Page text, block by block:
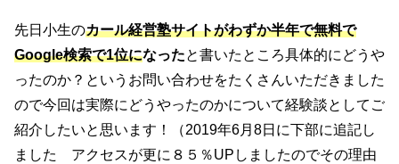
先日小生のカール経営塾サイトがわずか半年で無料で
Google検索で1位になったと書いたところ具体的にどうや
ったのか？というお問い合わせをたくさんいただきました
ので今回は実際にどうやったのかについて経験談としてご
紹介したいと思います！（2019年6月8日に下部に追記し
ました アクセスが更に８５％UPしましたのでその理由